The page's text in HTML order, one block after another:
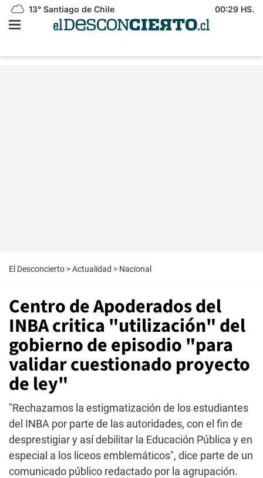
13° Santiago de Chile 00:29 HS.
El Desconcierto >Actualidad > Nacional
Centro de Apoderados del
INBA critica "utilización" del
gobierno de episodio "para
validar cuestionado proyecto
de ley"
"Rechazamos la estigmatización de los estudiantes
del INBA por parte de las autoridades, con el fin de
desprestigiar y así debilitar la Educación Pública y en
especial a los liceos emblemáticos", dice parte de un
comunicado público redactado por la agrupación.